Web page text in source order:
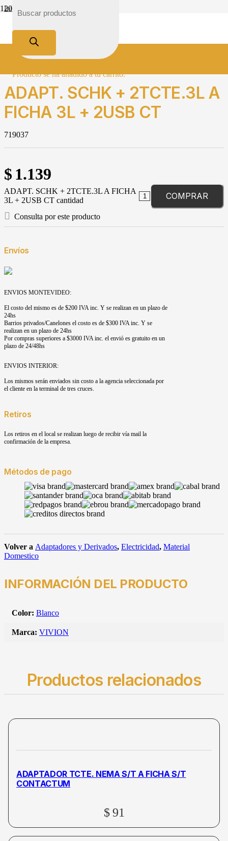
Productose ha añadido a tu carrito.
Inicio
Tienda
Material Domestico
Adaptadores y Derivados
ADAPT. SCHK + 2TCTE.3L A FICHA 3L + 2USB CT
ADAPT. SCHK + 2TCTE.3L A
FICHA 3L + 2USB CT
719037
$ 1.139
ADAPT. SCHK + 2TCTE.3L A FICHA
3L + 2USB CT cantidad
COMPRAR
Consulta por este producto
Envíos
ENVIOS MONTEVIDEO:
El costo del mismo es de $200 IVA inc. Y se realizan en un plazo de
24hs
Barrios privados/Canelones el costo es de $300 IVA inc. Y se
realizan en un plazo de 24hs
Por compras superiores a $3000 IVA inc. el envió es gratuito en un
plazo de 24/48hs
ENVIOS INTERIOR:
Los mismos serán enviados sin costo a la agencia seleccionada por
el cliente en la terminal de tres cruces.
Retiros
Los retiros en el local se realizan luego de recibir vía mail la
confirmación de la empresa.
Métodos de pago
Volver a Adaptadores y Derivados, Electricidad, Material
Domestico
INFORMACIÓN DEL PRODUCTO
Color: Blanco
Marca: VIVION
Productos relacionados
ADAPTADOR TCTE. NEMA S/T A FICHA S/T
CONTACTUM
$ 91